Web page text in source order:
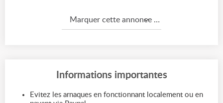
Marquer cette annonce comme...
Informations importantes
Evitez les arnaques en fonctionnant localement ou en